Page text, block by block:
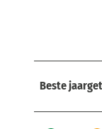
Beste